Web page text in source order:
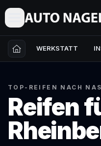
WERKSTATT
TOP-REIFEN NACH
Reifen